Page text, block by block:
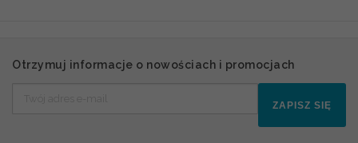
Otrzymuj informacje o nowościach i promocjach
ZAPISZ SIĘ